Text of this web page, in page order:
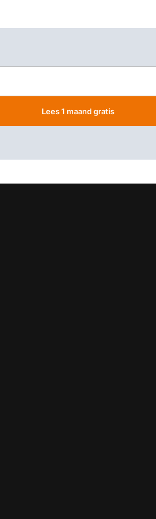
Lees 1 maand gratis